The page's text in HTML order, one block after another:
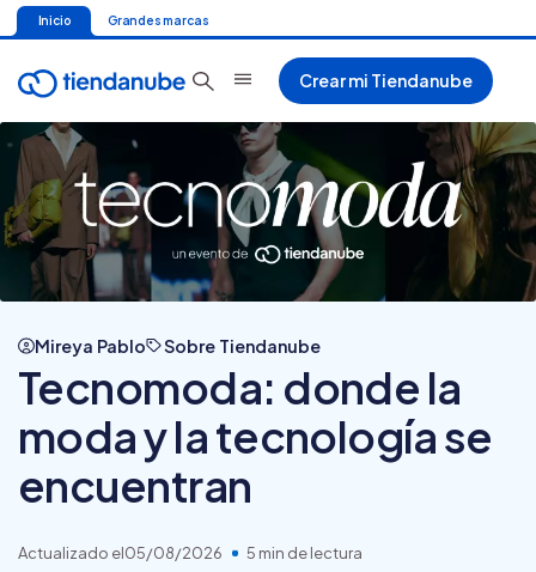
Inicio Grandes marcas
Crear mi Tiendanube
Mireya Pablo Sobre Tiendanube
Tecnomoda: donde la
moda y la tecnología se
encuentran
Actualizado el05/08/2026 5 min de lectura